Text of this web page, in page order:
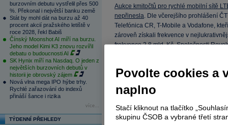
burzovním debutu vystřelil přes 500
%. Překonal i největší banku země
Stát by mohl dát na burzu až 40
procent akcií pražského letiště v
roce 2028, řekl Babiš
Čínský Moonshot AI míří na burzu.
Jeho model Kimi K3 znovu rozvířil
debatu o budoucnosti AI
SK Hynix míří na Nasdaq. O jeden z
největších burzovních debutů v
historii je obrovský zájem
Nová vlna mega IPO hýbe trhy.
Rychlé zařazování do indexů
přináší šance i rizika
více...
TÝDENNÍ PŘEHLEDY
Aukce kmitočtů pro rychlé mobilní sítě
nepřinesla. Dle včerejšího prohlášení
Telefónica CR, T-Mobile a Vodafone,
zároveň získali frekvence v
frekvence 2,8 mld. Kč. Společnosti
Ostravě. Ostatní provozy ale budou
Povolte cookies a
naplno
Stačí kliknout na tlačítko
skupinu ČSOB a vybrané třetí